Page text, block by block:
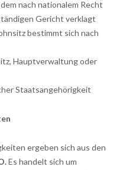
nach nationalem Recht
Gericht verklagt
bestimmt sich nach
Hauptverwaltung oder
Staatsangehörigkeit
ergeben sich aus den
Es handelt sich um